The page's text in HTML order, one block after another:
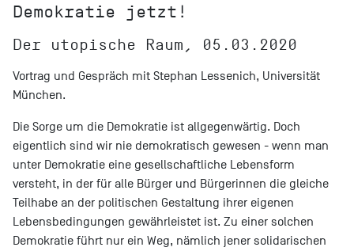
Demokratie jetzt!
Der utopische Raum, 05.03.2020
Vortrag und Gespräch mit Stephan Lessenich, Universität
München.
Die Sorge um die Demokratie ist allgegenwärtig. Doch
eigentlich sind wir nie demokratisch gewesen - wenn man
unter Demokratie eine gesellschaftliche Lebensform
versteht, in der für alle Bürger und Bürgerinnen die gleiche
Teilhabe an der politischen Gestaltung ihrer eigenen
Lebensbedingungen gewährleistet ist. Zu einer solchen
Demokratie führt nur ein Weg, nämlich jener solidarischen